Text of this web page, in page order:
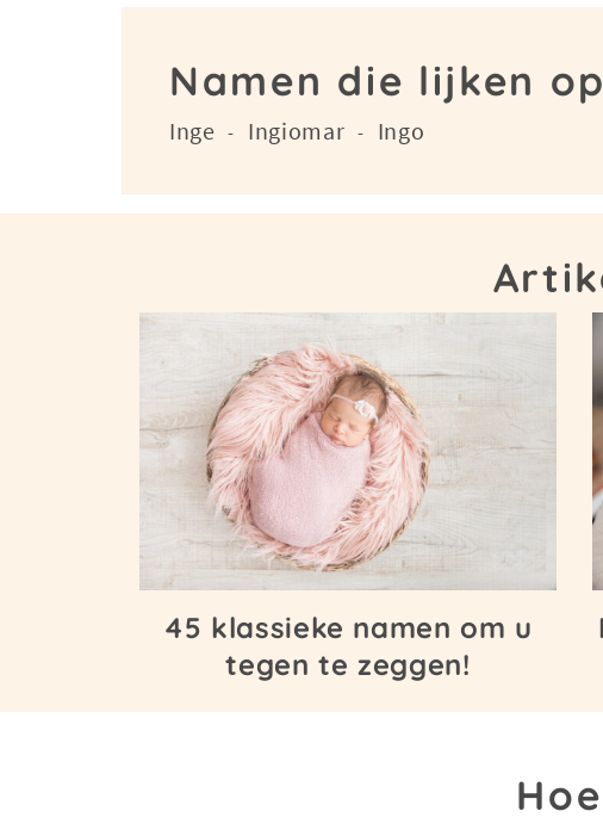
Namen die lijken
Inge - Ingiomar - Ingo
45 klassieke namen om u
tegen te zeggen!